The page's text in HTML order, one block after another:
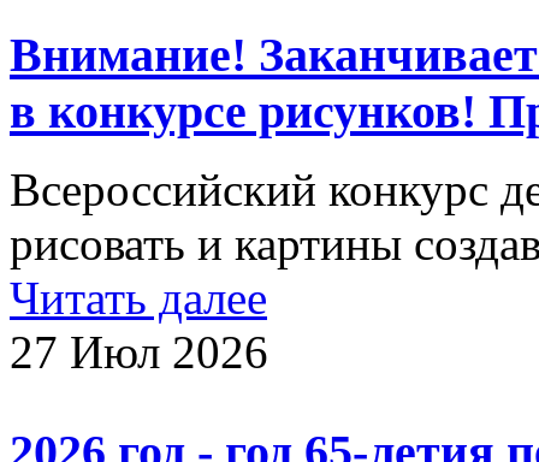
Внимание!
в конкурсе рисунков!
Всероссийский конкурс
рисовать и картины
Читать далее
27 Июл 2026